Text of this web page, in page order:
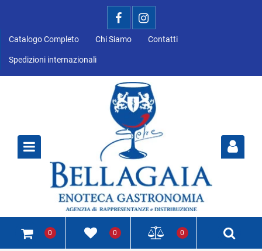
Catalogo Completo Chi Siamo Contatti
Spedizioni internazionali
0 0 0